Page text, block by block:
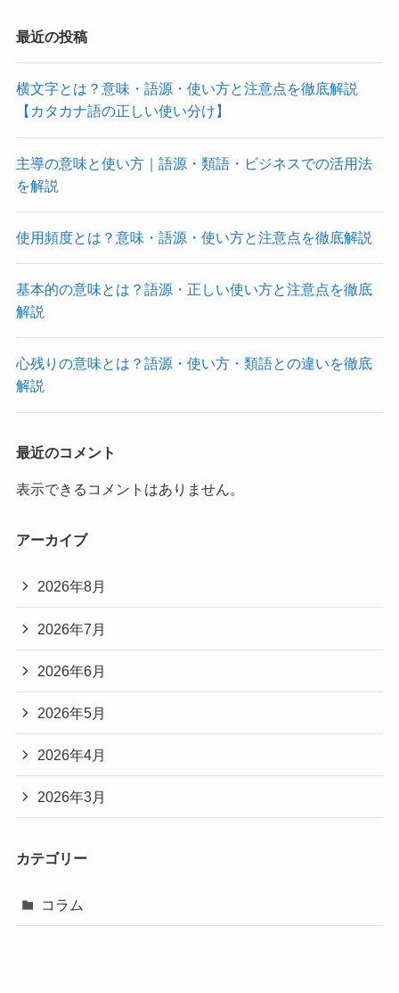
最近の投稿
横文字とは？意味・語源・使い方と注意点を徹底解説
【カタカナ語の正しい使い分け】
主導の意味と使い方｜語源・類語・ビジネスでの活用法
を解説
使用頻度とは？意味・語源・使い方と注意点を徹底解説
基本的の意味とは？語源・正しい使い方と注意点を徹底
解説
心残りの意味とは？語源・使い方・類語との違いを徹底
解説
最近のコメント
表示できるコメントはありません。
アーカイブ
2026年8月
2026年7月
2026年6月
2026年5月
2026年4月
2026年3月
カテゴリー
コラム